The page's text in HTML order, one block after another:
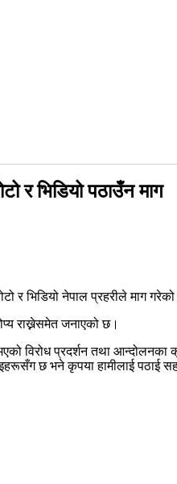
र भिडियो पठाउँन माग
र भिडियो नेपाल प्रहरीले माग
राख्नेसमेत जनाएको छ।
विरोध प्रदर्शन तथा
छ भने कृपया हामीलाई पठाई